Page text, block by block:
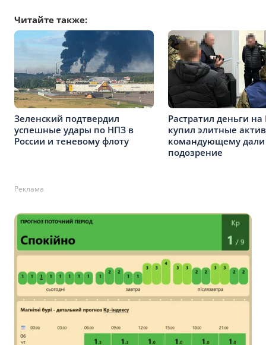
Читайте также:
Зеленский подтвердил
успешные удары по НПЗ в
России и теневому флоту
Растратил деньги
купил элитные
командующему дали
подозрение
Реклама